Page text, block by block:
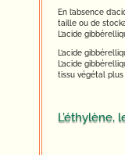
En l’absence
taille ou de
L’acide
L’acide
L’acide
tissu végétal plus
L’éthylène,